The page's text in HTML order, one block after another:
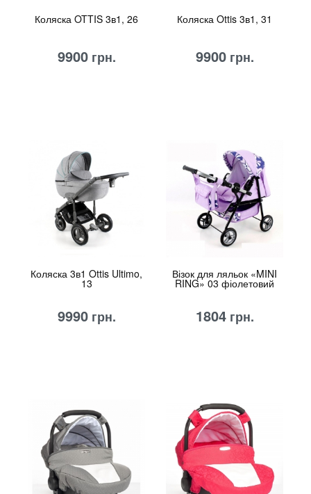
Коляска OTTIS 3в1, 26
9900грн.
Коляска Ottis 3в1, 31
9900грн.
Коляска 3в1 Ottis Ultimo,
13
9990грн.
Візок для ляльок «MINI
RING» 03 фіолетовий
1804грн.